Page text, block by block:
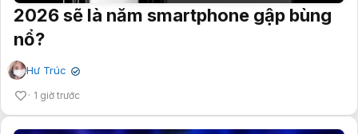
2026 sẽ là năm smartphone gập bùng
nổ?
Hư Trúc ✔
1 giờ trước